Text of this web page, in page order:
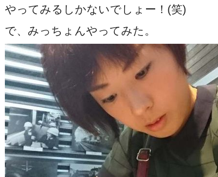
やってみるしかないでしょー！(笑)
で、みっちょんやってみた。